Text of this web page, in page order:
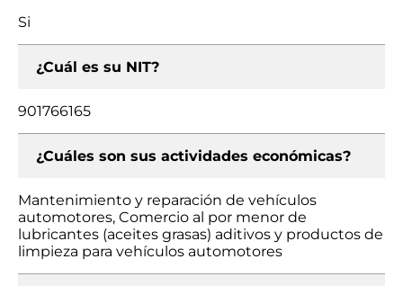
Si
¿Cuál es su NIT?
901766165
¿Cuáles son sus actividades económicas?
Mantenimiento y reparación de vehículos
automotores, Comercio al por menor de
lubricantes (aceites grasas) aditivos y productos de
limpieza para vehículos automotores